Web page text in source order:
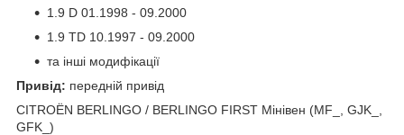
1.9 D 01.1998 - 09.2000
1.9 TD 10.1997 - 09.2000
та інші модифікації
Привід: передній привід
CITROËN BERLINGO / BERLINGO FIRST Мінівен (MF_, GJK_,
GFK_)